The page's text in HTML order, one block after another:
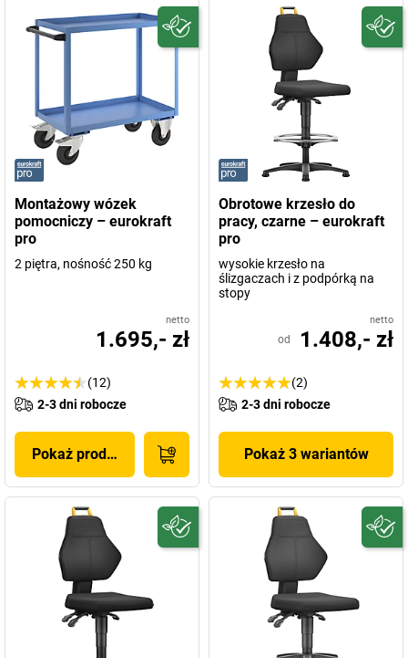
Montażowy wózek
pomocniczy – eurokraft
pro
2 piętra, nośność 250 kg
netto
1.695,- zł
(12)
2-3 dni robocze
Pokaż produkt
Obrotowe krzesło do
pracy, czarne – eurokraft
pro
wysokie krzesło na
ślizgaczach i z podpórką na
stopy
netto
od 1.408,- zł
(2)
2-3 dni robocze
Pokaż 3 wariantów